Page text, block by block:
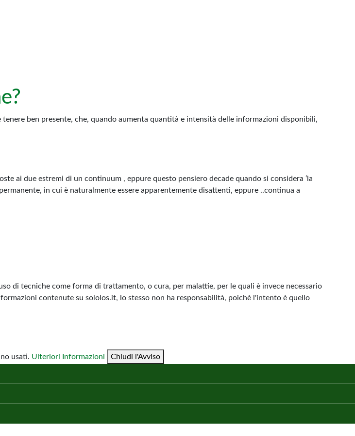
ben presente, che, quando aumenta quantità e intensità delle informazioni disponibili,
ai due estremi di un continuum , eppure questo pensiero decade quando si considera ‘la
in cui è naturalmente essere apparentemente disattenti, eppure ..continua a
di tecniche come forma di trattamento, o cura, per malattie, per le quali è invece necessario
contenute su sololos.it, lo stesso non ha responsabilità, poichè l'intento è quello
usati. Ulteriori Informazioni Chiudi l'Avviso